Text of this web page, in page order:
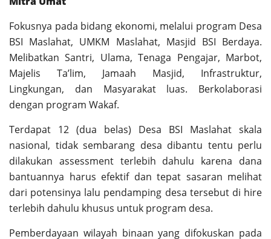
Fokusnya pada bidang ekonomi, melalui program Desa
BSI Maslahat, UMKM Maslahat, Masjid BSI Berdaya.
Melibatkan Santri, Ulama, Tenaga Pengajar, Marbot,
Majelis Ta’lim, Jamaah Masjid, Infrastruktur,
Lingkungan, dan Masyarakat luas. Berkolaborasi
dengan program Wakaf.
Terdapat 12 (dua belas) Desa BSI Maslahat skala
nasional, tidak sembarang desa dibantu tentu perlu
dilakukan assessment terlebih dahulu karena dana
bantuannya harus efektif dan tepat sasaran melihat
dari potensinya lalu pendamping desa tersebut di hire
terlebih dahulu khusus untuk program desa.
Pemberdayaan wilayah binaan yang difokuskan pada